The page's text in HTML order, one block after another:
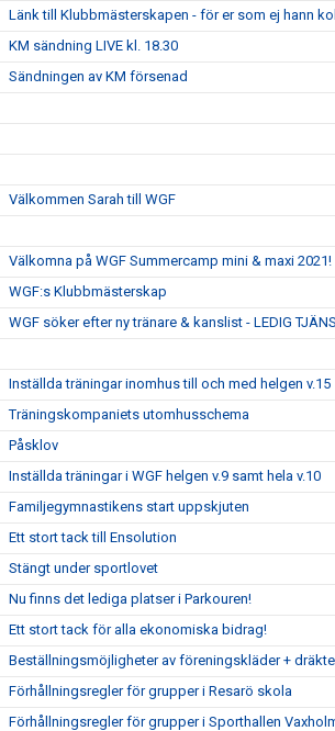
Länk till Klubbmästerskapen - för er som ej hann
KM sändning LIVE kl. 18.30
Sändningen av KM försenad
Välkommen Sarah till WGF
Välkomna på WGF Summercamp mini & maxi 2021!
WGF:s Klubbmästerskap
WGF söker efter ny tränare & kanslist - LEDIG
Inställda träningar inomhus till och med helgen v.15
Träningskompaniets utomhusschema
Påsklov
Inställda träningar i WGF helgen v.9 samt hela v.10
Familjegymnastikens start uppskjuten
Ett stort tack till Ensolution
Stängt under sportlovet
Nu finns det lediga platser i Parkouren!
Ett stort tack för alla ekonomiska bidrag!
Beställningsmöjligheter av föreningskläder +
Förhållningsregler för grupper i Resarö skola
Förhållningsregler för grupper i Sporthallen